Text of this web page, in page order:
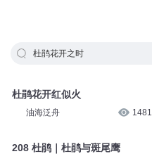
杜鹃花开之时
杜鹃花开红似火
油海泛舟 1481
208 杜鹃｜杜鹃与斑尾鹰